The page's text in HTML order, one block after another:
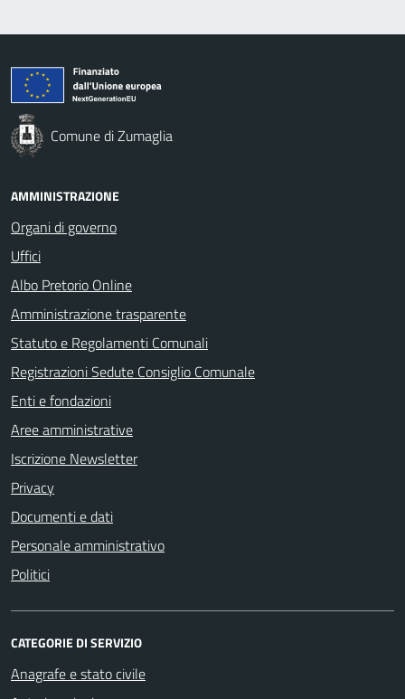
Comune di Zumaglia
AMMINISTRAZIONE
Organi di governo
Uffici
Albo Pretorio Online
Amministrazione trasparente
Statuto e Regolamenti Comunali
Registrazioni Sedute Consiglio Comunale
Enti e fondazioni
Aree amministrative
Iscrizione Newsletter
Privacy
Documenti e dati
Personale amministrativo
Politici
CATEGORIE DI SERVIZIO
Anagrafe e stato civile